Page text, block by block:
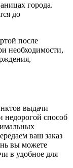
города.
до
после
необходимости,
выдачи
недорогой способ
ваш заказ
вы можете
в удобное для